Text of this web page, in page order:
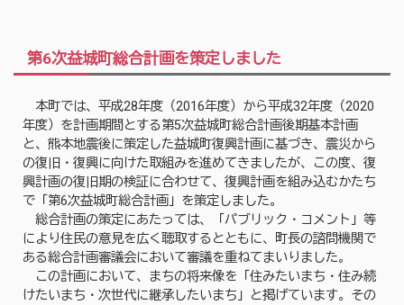
第6次益城町総合計画を策定しました
本町では、平成28年度（2016年度）から平成32年度（2020
年度）を計画期間とする第5次益城町総合計画後期基本計画
と、熊本地震後に策定した益城町復興計画に基づき、震災から
の復旧・復興に向けた取組みを進めてきましたが、この度、復
興計画の復旧期の検証に合わせて、復興計画を組み込むかたち
で「第6次益城町総合計画」を策定しました。
総合計画の策定にあたっては、「パブリック・コメント」等
により住民の意見を広く聴取するとともに、町長の諮問機関で
ある総合計画審議会において審議を重ねてまいりました。
この計画において、まちの将来像を「住みたいまち・住み続
けたいまち・次世代に継承したいまち」と掲げています。その